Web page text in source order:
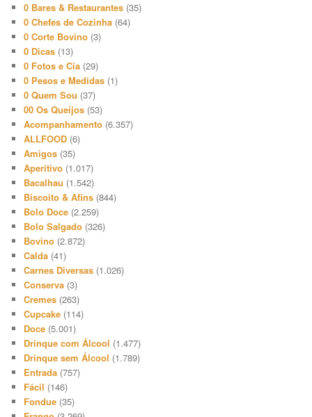
0 Bares & Restaurantes (35)
0 Chefes de Cozinha (64)
0 Corte Bovino (3)
0 Dicas (13)
0 Fotos e Cia (29)
0 Pesos e Medidas (1)
0 Quem Sou (37)
00 Os Queijos (53)
Acompanhamento (6.357)
ALLFOOD (6)
Amigos (35)
Aperitivo (1.017)
Bacalhau (1.542)
Biscoito & Afins (844)
Bolo Doce (2.259)
Bolo Salgado (326)
Bovino (2.872)
Calda (41)
Carnes Diversas (1.026)
Conserva (3)
Cremes (263)
Cupcake (114)
Doce (5.001)
Drinque com Álcool (1.477)
Drinque sem Álcool (1.789)
Entrada (757)
Fácil (146)
Fondue (35)